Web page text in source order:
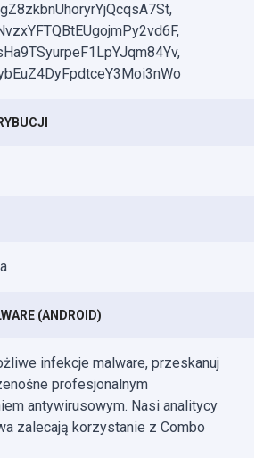
(ANDROID)
infekcje malware, przeskanuj
profesjonalnym
antywirusowym. Nasi analitycy
zalecają korzystanie z Combo